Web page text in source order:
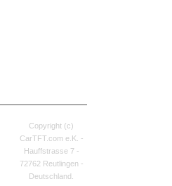
Copyright (c)
CarTFT.com e.K. -
Hauffstrasse 7 -
72762 Reutlingen -
Deutschland.